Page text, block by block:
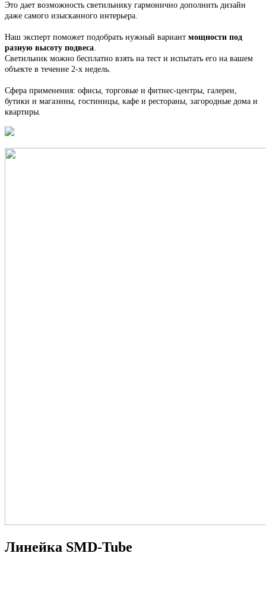
Это дает возможность светильнику гармонично дополнить дизайн
даже самого изысканного интерьера.
Наш эксперт поможет подобрать нужный вариант мощности под
разную высоту подвеса.
Светильник можно бесплатно взять на тест и испытать его на вашем
объекте в течение 2-х недель.
Сфера применения: офисы, торговые и фитнес-центры, галереи,
бутики и магазины, гостиницы, кафе и рестораны, загородные дома и
квартиры.
Линейка SMD-Tube